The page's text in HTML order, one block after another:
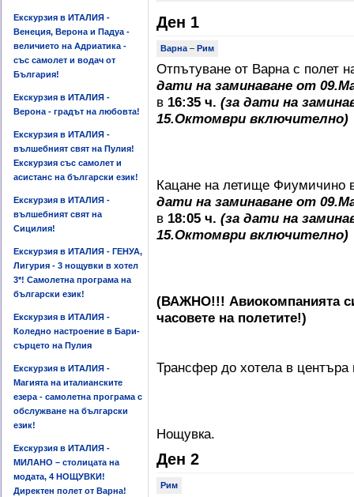
Екскурзия в ИТАЛИЯ -
Венеция, Верона и Падуа -
величието на Адриатика -
със самолет и водач от
България!
Екскурзия в ИТАЛИЯ -
Верона - градът на любовта!
Екскурзия в ИТАЛИЯ -
вълшебният свят на Пулия!
Екскурзия със самолет и
асистанс на български език!
Екскурзия в ИТАЛИЯ -
вълшебният свят на
Сицилия!
Екскурзия в ИТАЛИЯ - ГЕНУА,
Лигурия - 3 нощувки в хотел
3*! Самолетна програма на
български език!
Екскурзия в ИТАЛИЯ -
Коледно настроение в Бари-
сърцето на Пулия
Екскурзия в ИТАЛИЯ -
Магията на италианските
езера - самолетна програма с
обслужване на български
език!
Екскурзия в ИТАЛИЯ -
МИЛАНО – столицата на
модата, 4 НОЩУВКИ!
Директен полет от Варна!
Ден 1
Варна – Рим
Отпътуване от Варна с полет
дати на заминаване от
в 16:35 ч. (за дати на
15.Октомври включително)
Кацане на летище Фиумичино
дати на заминаване от
в 18:05 ч. (за дати на
15.Октомври включително)
(ВАЖНО!!! Авиокомпанията
часовете на полетите!)
Трансфер до хотела в центъра
Нощувка.
Ден 2
Рим